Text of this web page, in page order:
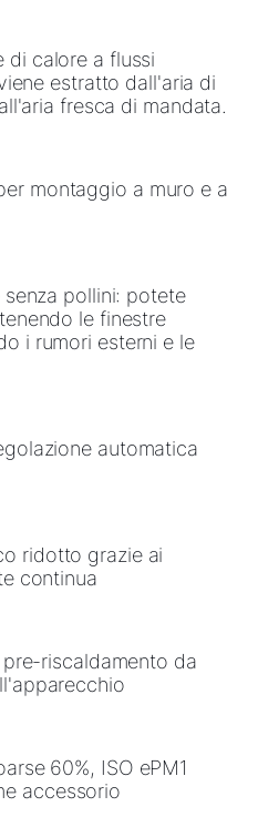
di calore a flussi
estratto dall'aria di
fresca di mandata.
montaggio a muro e a
pollini: potete
le finestre
i rumori esterni e le
automatica
ridotto grazie ai
continua
riscaldamento da
60%, ISO ePM1
accessorio